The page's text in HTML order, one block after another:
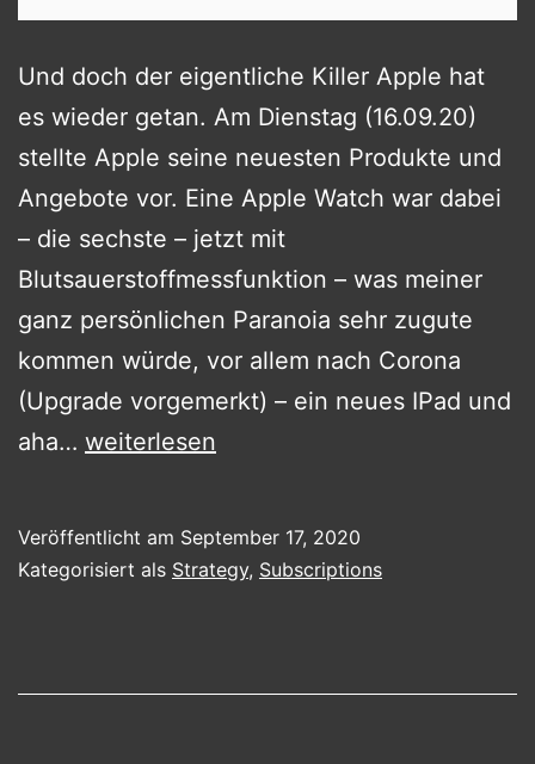
Und doch der eigentliche Killer Apple hat
es wieder getan. Am Dienstag (16.09.20)
stellte Apple seine neuesten Produkte und
Angebote vor. Eine Apple Watch war dabei
– die sechste – jetzt mit
Blutsauerstoffmessfunktion – was meiner
ganz persönlichen Paranoia sehr zugute
kommen würde, vor allem nach Corona
(Upgrade vorgemerkt) – ein neues IPad und
aha… Das
thing”
weiterlesen
Veröffentlicht am September 17, 2020
Kategorisiert als Strategy, Subscriptions